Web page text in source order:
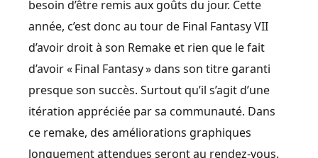
besoin d’être remis aux goûts du jour. Cette
année, c’est donc au tour de Final Fantasy VII
d’avoir droit à son Remake et rien que le fait
d’avoir « Final Fantasy » dans son titre garanti
presque son succès. Surtout qu’il s’agit d’une
itération appréciée par sa communauté. Dans
ce remake, des améliorations graphiques
longuement attendues seront au rendez-vous.